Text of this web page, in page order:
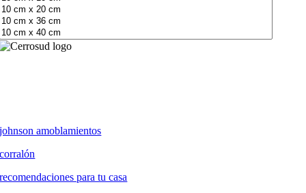
johnson amoblamientos
corralón
recomendaciones para tu casa